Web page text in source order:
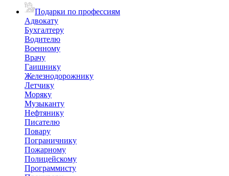
Подарки по профессиям
Адвокату
Бухгалтеру
Водителю
Военному
Врачу
Гаишнику
Железнодорожнику
Летчику
Моряку
Музыканту
Нефтянику
Писателю
Повару
Пограничнику
Пожарному
Полицейскому
Программисту